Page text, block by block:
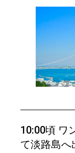
10:00頃 ワ
て淡路島へ